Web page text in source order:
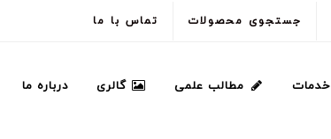
جستجوی محصولات تماس با ما
خدمات مطالب علمی گالری درباره ما